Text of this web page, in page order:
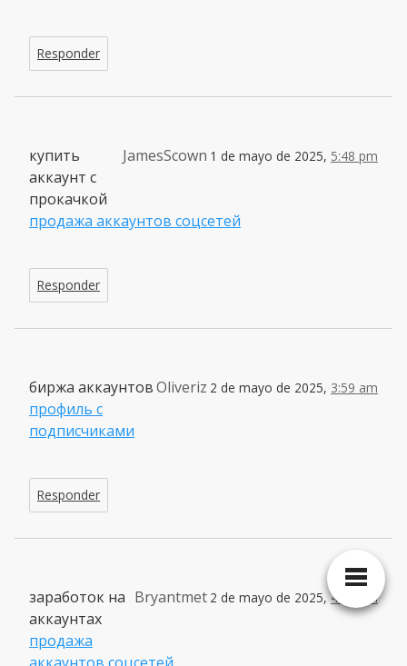
Responder
JamesScown 1 de mayo de 2025, 5:48 pm
купить
аккаунт с
прокачкой
продажа аккаунтов соцсетей
Responder
Oliveriz 2 de mayo de 2025, 3:59 am
биржа аккаунтов
профиль с
подписчиками
Responder
Bryantmet 2 de mayo de 2025,4:31 am
заработок на
аккаунтах
продажа